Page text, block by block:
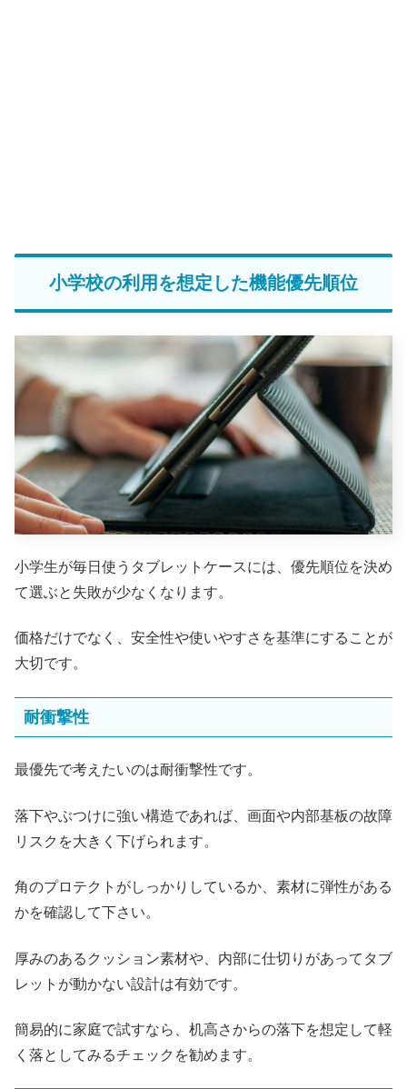
小学校の利用を想定した機能優先順位
小学生が毎日使うタブレットケースには、優先順位を決め
て選ぶと失敗が少なくなります。
価格だけでなく、安全性や使いやすさを基準にすることが
大切です。
耐衝撃性
最優先で考えたいのは耐衝撃性です。
落下やぶつけに強い構造であれば、画面や内部基板の故障
リスクを大きく下げられます。
角のプロテクトがしっかりしているか、素材に弾性がある
かを確認して下さい。
厚みのあるクッション素材や、内部に仕切りがあってタブ
レットが動かない設計は有効です。
簡易的に家庭で試すなら、机高さからの落下を想定して軽
く落としてみるチェックを勧めます。